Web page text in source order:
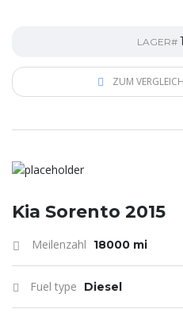
LAGER#
ZUM
Kia Sorento 2015
Meilenzahl 18000 mi
Fuel type Diesel